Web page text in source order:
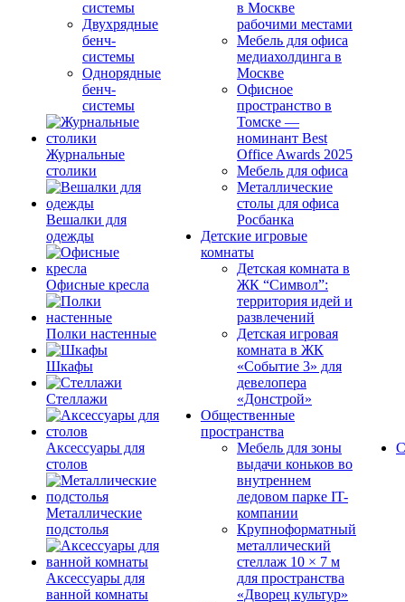
системы
Двухрядные
бенч-
системы
Однорядные
бенч-
системы
Журнальные
столики
Вешалки для
одежды
Офисные кресла
Полки настенные
Шкафы
Стеллажи
Аксессуары для
столов
Металлические
подстолья
Аксессуары для
ванной комнаты
в Москве
рабочими местами
Мебель для офиса
медиахолдинга в
Москве
Офисное
пространство в
Томске —
номинант Best
Office Awards 2025
Мебель для офиса
Металлические
столы для офиса
Росбанка
Детские игровые
комнаты
Детская комната в
ЖК “Символ”:
территория идей и
развлечений
Детская игровая
комната в ЖК
«Событие 3» для
девелопера
«Донстрой»
Общественные
пространства
Мебель для зоны
выдачи коньков во
внутреннем
ледовом парке IT-
компании
Крупноформатный
металлический
стеллаж 10 × 7 м
для пространства
«Дворец культур»